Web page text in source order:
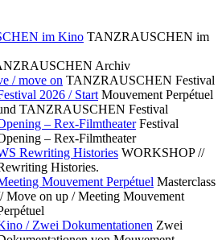
im Kino TANZRAUSCHEN im
Archiv
/ move on TANZRAUSCHEN Festival
2026 / Start Mouvement Perpétuel
TANZRAUSCHEN Festival
– Rex-Filmtheater Festival
– Rex-Filmtheater
Rewriting Histories WORKSHOP //
Histories.
Mouvement Perpétuel Masterclass
Move on up / Meeting Mouvement
/ Zwei Dokumentationen Zwei